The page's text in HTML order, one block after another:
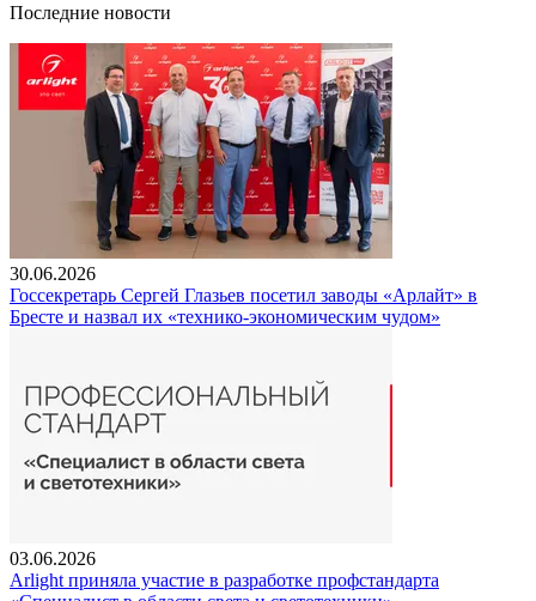
Последние новости
30.06.2026
Госсекретарь Сергей Глазьев посетил заводы «Арлайт» в
Бресте и назвал их «технико-экономическим чудом»
03.06.2026
Arlight приняла участие в разработке профстандарта